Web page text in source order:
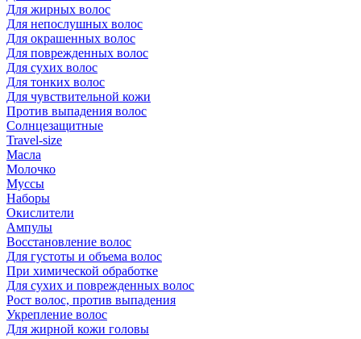
Для жирных волос
Для непослушных волос
Для окрашенных волос
Для поврежденных волос
Для сухих волос
Для тонких волос
Для чувствительной кожи
Против выпадения волос
Солнцезащитные
Travel-size
Масла
Молочко
Муссы
Наборы
Окислители
Ампулы
Восстановление волос
Для густоты и объема волос
При химической обработке
Для сухих и поврежденных волос
Рост волос, против выпадения
Укрепление волос
Для жирной кожи головы